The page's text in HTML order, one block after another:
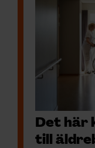
Det här
till